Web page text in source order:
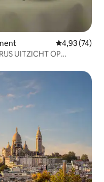
Gemiddelde
4,93 (74)
UITZICHT OP